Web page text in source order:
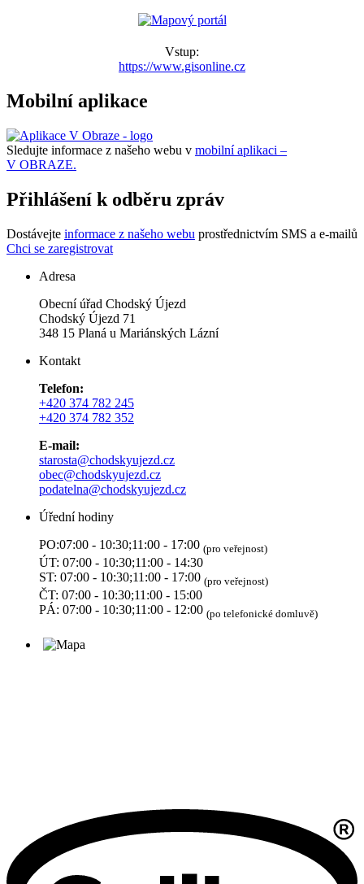
Vstup:
https://www.gisonline.cz
Mobilní aplikace
Sledujte informace z našeho webu v mobilní aplikaci –
V OBRAZE.
Přihlášení k odběru zpráv
Dostávejte informace z našeho webu prostřednictvím SMS a e-mailů
Chci se zaregistrovat
Adresa
Obecní úřad Chodský Újezd
Chodský Újezd 71
348 15 Planá u Mariánských Lázní
Kontakt
Telefon:
+420 374 782 245
+420 374 782 352
E-mail:
starosta@chodskyujezd.cz
obec@chodskyujezd.cz
podatelna@chodskyujezd.cz
Úřední hodiny
PO:07:00 - 10:30;11:00 - 17:00 (pro veřejnost)
ÚT: 07:00 - 10:30;11:00 - 14:30
ST: 07:00 - 10:30;11:00 - 17:00 (pro veřejnost)
ČT: 07:00 - 10:30;11:00 - 15:00
PÁ: 07:00 - 10:30;11:00 - 12:00 (po telefonické domluvě)